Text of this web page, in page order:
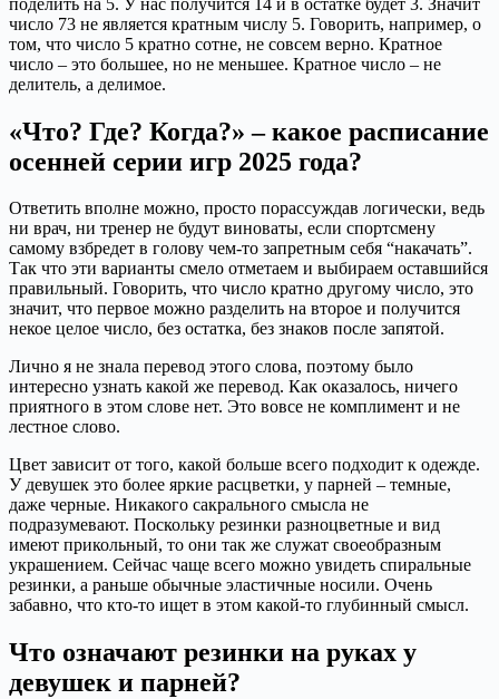
число 73 не является кратным числу 5. Говорить, например, о
том, что число 5 кратно сотне, не совсем верно. Кратное
число – это большее, но не меньшее. Кратное число – не
делитель, а делимое.
«Что? Где? Когда?» – какое расписание
осенней серии игр 2025 года?
Ответить вполне можно, просто порассуждав логически, ведь
ни врач, ни тренер не будут виноваты, если спортсмену
самому взбредет в голову чем-то запретным себя “накачать”.
Так что эти варианты смело отметаем и выбираем оставшийся
правильный. Говорить, что число кратно другому число, это
значит, что первое можно разделить на второе и получится
некое целое число, без остатка, без знаков после запятой.
Лично я не знала перевод этого слова, поэтому было
интересно узнать какой же перевод. Как оказалось, ничего
приятного в этом слове нет. Это вовсе не комплимент и не
лестное слово.
Цвет зависит от того, какой больше всего подходит к одежде.
У девушек это более яркие расцветки, у парней – темные,
даже черные. Никакого сакрального смысла не
подразумевают. Поскольку резинки разноцветные и вид
имеют прикольный, то они так же служат своеобразным
украшением. Сейчас чаще всего можно увидеть спиральные
резинки, а раньше обычные эластичные носили. Очень
забавно, что кто-то ищет в этом какой-то глубинный смысл.
Что означают резинки на руках у
девушек и парней?